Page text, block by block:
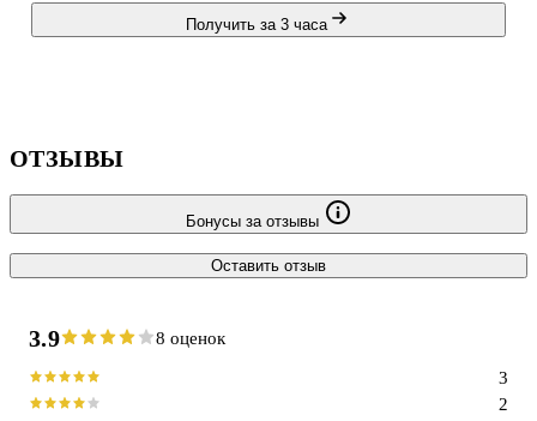
В основе лежит система «пяти правил здоровья». Автор пишет о
Получить за 3 часа
ОТЗЫВЫ
Бонусы за отзывы
Оставить отзыв
3.9 8 оценок
2
3